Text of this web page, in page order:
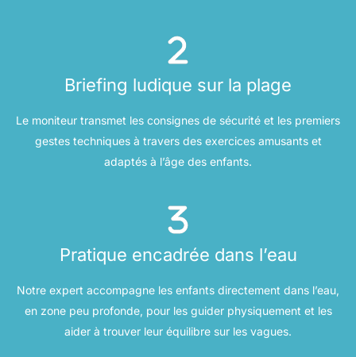
Briefing ludique sur la plage
Le moniteur transmet les consignes de sécurité et les premiers
gestes techniques à travers des exercices amusants et
adaptés à l’âge des enfants.
Pratique encadrée dans l’eau
Notre expert accompagne les enfants directement dans l’eau,
en zone peu profonde, pour les guider physiquement et les
aider à trouver leur équilibre sur les vagues.